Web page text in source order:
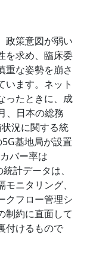
政策意図が弱い
を求め、臨床委
重な姿勢を崩さ
います。ネット
ったときに、成
、日本の総務
況に関する統
基地局が設置
バー率は
計データは、
ニタリング、
クフロー管理シ
制約に直面して
付けるもので